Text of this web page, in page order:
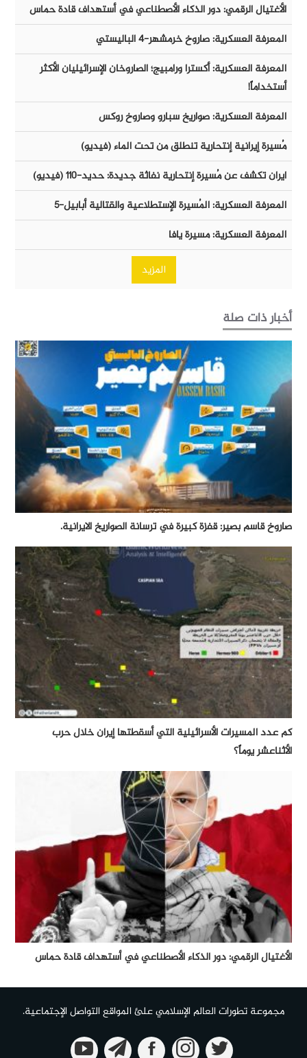
الأغتيال الرقمي: دور الذكاء الأصطناعي في أستهداف قادة حماس
المعرفة العسكرية: صاروخ خرمشهر-٤ الباليستي
المعرفة العسكرية: أكسترا ورامبيج؛ الصاروخان الإسرائيليان الأكثر
أستخداماً!
المعرفة العسكرية: صواريخ سبارو وصاروخ روكس
مُسيرة إيرانية إنتحارية تنطلق من تحت الماء (فيديو)
ايران تكشف عن مُسيرة إنتحارية نفاثة جديدة: حديد-١١٠ (فيديو)
المعرفة العسكرية: المُسيرة الإستطلاعية والقتالية أبابيل-٥
المعرفة العسكرية: مسيرة يافا
المزيد
أخبار ذات صلة
صاروخ قاسم بصير: قفزة كبيرة في ترسانة الصواريخ الايرانية.
كم عدد المسيرات الأسرائيلية التي أسقطتها إيران خلال حرب
الأثناعشر يوماً؟
الأغتيال الرقمي: دور الذكاء الأصطناعي في أستهداف قادة حماس
مجموعة تطورات العالم الإسلامي علئ المواقع التواصل الإجتماعية.